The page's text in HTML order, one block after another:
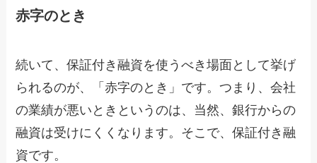
赤字のとき
続いて、保証付き融資を使うべき場面として挙げ
られるのが、「赤字のとき」です。つまり、会社
の業績が悪いときというのは、当然、銀行からの
融資は受けにくくなります。そこで、保証付き融
資です。